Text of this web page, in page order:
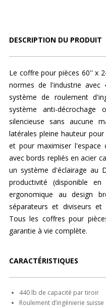
DESCRIPTION DU PRODUIT
Le coffre pour pièces 60'' x
normes de l'industrie
système de roulement
système anti-décrochage
silencieuse sans aucune
latérales pleine hauteur
et pour maximiser l'espace
avec bords repliés en acier
un système d'éclairage au
productivité (disponible
ergonomique au design
séparateurs et diviseurs
Tous les coffres pour
garantie à vie complète.
CARACTÉRISTIQUES
440 lb de capacité par tiroir
Roulement d’ingénierie